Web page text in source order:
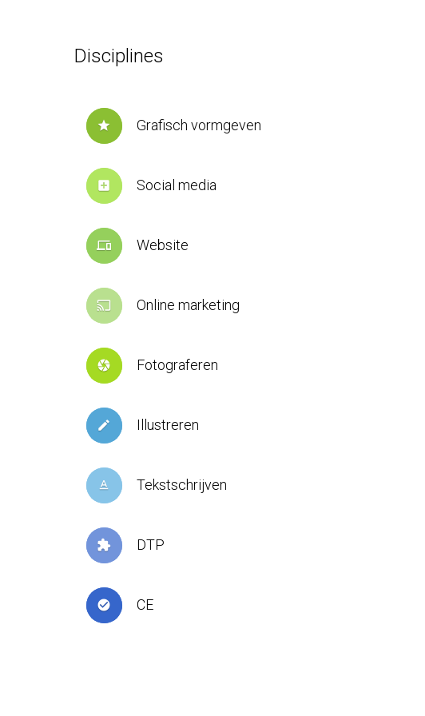
Disciplines
star Grafisch vormgeven
add_box Social media
devices Website
cast Online marketing
camera Fotograferen
create Illustreren
text_format Tekstschrijven
extension DTP
check_circle CE